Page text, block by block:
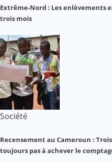
Extrême-Nord : Les enlèvements
trois mois
Société
Recensement au Cameroun :
toujours pas à achever le